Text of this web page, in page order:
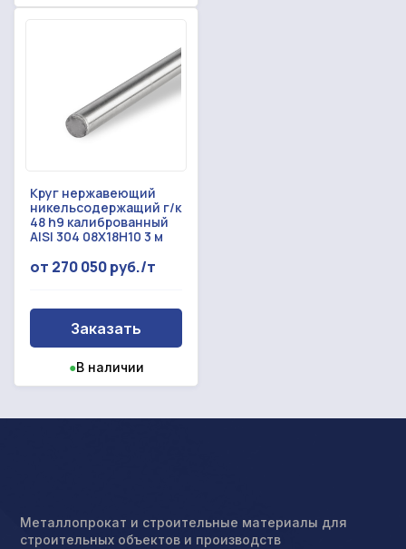
Круг нержавеющий
никельсодержащий г/к
48 h9 калиброванный
AISI 304 08Х18Н10 3 м
от 270 050 руб./т
Заказать
●В наличии
Металлопрокат и строительные материалы для
строительных объектов и производств